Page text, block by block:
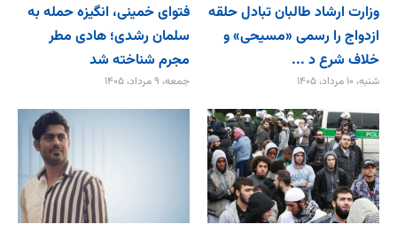
وزارت ارشاد طالبان تبادل حلقه
ازدواج را رسمی «مسیحی» و
خلاف شرع د ...
شنبه، ۱۰ مرداد، ۱۴۰۵
فتوای خمینی، انگیزه حمله به
سلمان رشدی؛ هادی مطر
مجرم شناخته شد
جمعه، ۹ مرداد، ۱۴۰۵